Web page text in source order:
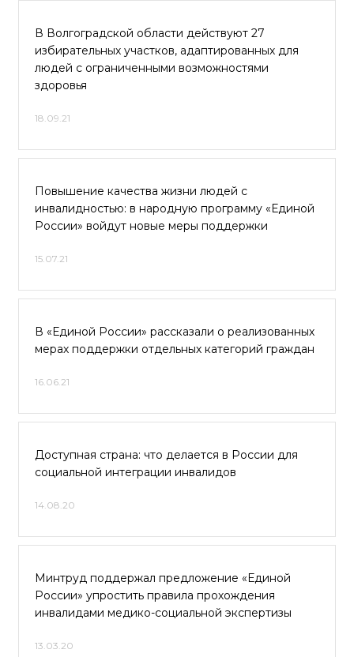
В Волгоградской области действуют 27
избирательных участков, адаптированных для
людей с ограниченными возможностями
здоровья
18.09.21
Повышение качества жизни людей с
инвалидностью: в народную программу «Единой
России» войдут новые меры поддержки
15.07.21
В «Единой России» рассказали о реализованных
мерах поддержки отдельных категорий граждан
16.06.21
Доступная страна: что делается в России для
социальной интеграции инвалидов
14.08.20
Минтруд поддержал предложение «Единой
России» упростить правила прохождения
инвалидами медико-социальной экспертизы
13.03.20